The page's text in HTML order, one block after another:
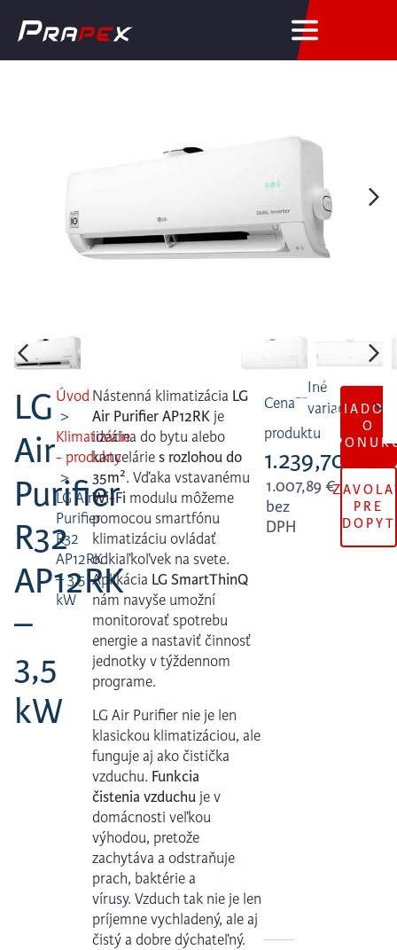
LG
Air
Purifier
R32
AP12RK
–
3,5
kW
Úvod
Klimatizácie
- produkty
LG Air
Purifier
R32
AP12RK
– 3,5
kW
Nástenná klimatizácia LG
Air Purifier AP12RK je
ideálna do bytu alebo
kanceláries rozlohou do
35m2. Vďaka vstavanému
Wi-Fi modulu môžeme
pomocou smartfónu
klimatizáciu ovládať
odkiaľkoľvek na svete.
Aplikácia LG SmartThinQ
nám navyše umožní
monitorovať spotrebu
energie a nastaviť činnosť
jednotky v týždennom
programe.
LG Air Purifier nie je len
klasickou klimatizáciou, ale
funguje aj ako čistička
vzduchu. Funkcia
čistenia vzduchu je v
domácnosti veľkou
výhodou, pretože
zachytáva a odstraňuje
prach, baktérie a
vírusy. Vzduch tak nie je len
príjemne vychladený, ale aj
čistý a dobre dýchateľný.
Cena
produktu
1.239,70€
1.007,89 €
bez
DPH
O
PRE
DOPYT